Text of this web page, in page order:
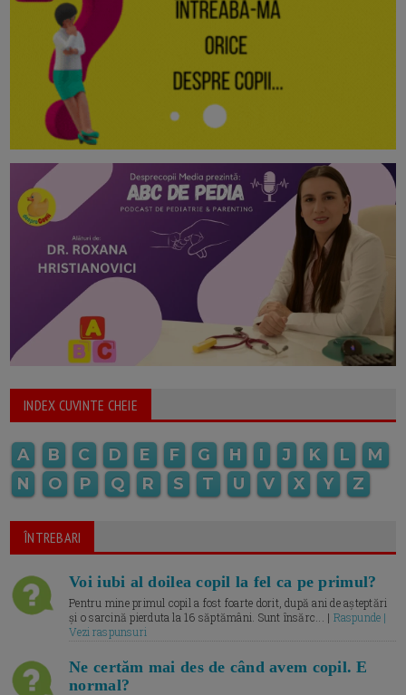
INDEX CUVINTE CHEIE
A B C D E F G H I J K L
M
N
O P Q R S T U V X Y Z
ÎNTREBARI
Voi iubi al doilea copil la fel ca pe primul?
Pentru mine primul copil a fost foarte dorit, după ani de așteptări
și o sarcină pierduta la 16 săptămâni. Sunt însărc... | Raspunde |
Vezi raspunsuri
Ne certăm mai des de când avem copil. E
normal?